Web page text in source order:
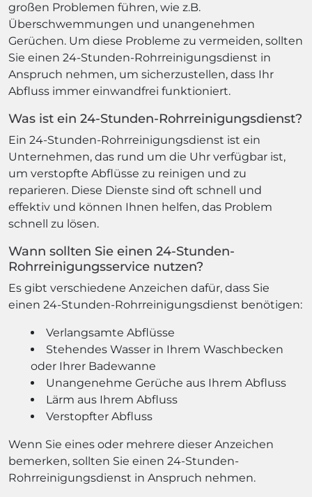
großen Problemen führen, wie z.B.
Überschwemmungen und unangenehmen
Gerüchen. Um diese Probleme zu vermeiden, sollten
Sie einen 24-Stunden-Rohrreinigungsdienst in
Anspruch nehmen, um sicherzustellen, dass Ihr
Abfluss immer einwandfrei funktioniert.
Was ist ein 24-Stunden-Rohrreinigungsdienst?
Ein 24-Stunden-Rohrreinigungsdienst ist ein
Unternehmen, das rund um die Uhr verfügbar ist,
um verstopfte Abflüsse zu reinigen und zu
reparieren. Diese Dienste sind oft schnell und
effektiv und können Ihnen helfen, das Problem
schnell zu lösen.
Wann sollten Sie einen 24-Stunden-
Rohrreinigungsservice nutzen?
Es gibt verschiedene Anzeichen dafür, dass Sie
einen 24-Stunden-Rohrreinigungsdienst benötigen:
Verlangsamte Abflüsse
Stehendes Wasser in Ihrem Waschbecken
oder Ihrer Badewanne
Unangenehme Gerüche aus Ihrem Abfluss
Lärm aus Ihrem Abfluss
Verstopfter Abfluss
Wenn Sie eines oder mehrere dieser Anzeichen
bemerken, sollten Sie einen 24-Stunden-
Rohrreinigungsdienst in Anspruch nehmen.